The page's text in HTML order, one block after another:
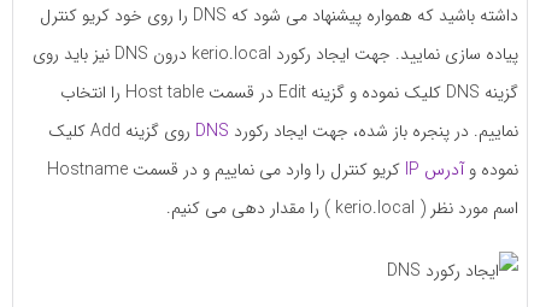
داشته باشید که همواره پیشنهاد می شود که DNS را روی خود کریو کنترل
پیاده سازی نمایید. جهت ایجاد رکورد kerio.local درون DNS نیز باید روی
گزینه DNS کلیک نموده و گزینه Edit در قسمت Host table را انتخاب
نماییم. در پنجره باز شده، جهت ایجاد رکورد DNS
روی گزینه Add کلیک
نموده وآدرس IP
کریو کنترل را وارد می نماییم و در قسمت Hostname
اسم مورد نظر ( kerio.local ) را مقدار دهی می کنیم.